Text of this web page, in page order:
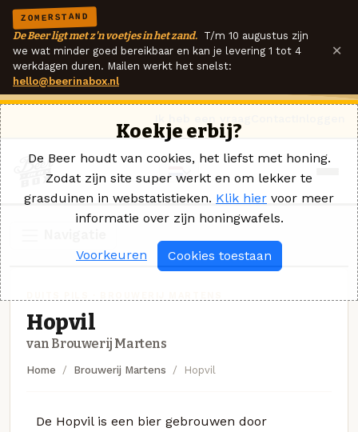
ZOMERSTAND
De Beer ligt met z'n voetjes in het zand. T/m 10 augustus zijn
we wat minder goed bereikbaar en kan je levering 1 tot 4
werkdagen duren. Mailen werkt het snelst:
hello@beerinabox.nl
×
Hopvil
van Brouwerij Martens
Home Brouwerij Martens Hopvil
De Hopvil is een bier gebrouwen door
Koekje erbij?
De Beer houdt van cookies, het liefst met honing.
Zodat zijn site super werkt en om lekker te
grasduinen in webstatistieken. Klik hier voor meer
informatie over zijn honingwafels.
Voorkeuren Cookies toestaan